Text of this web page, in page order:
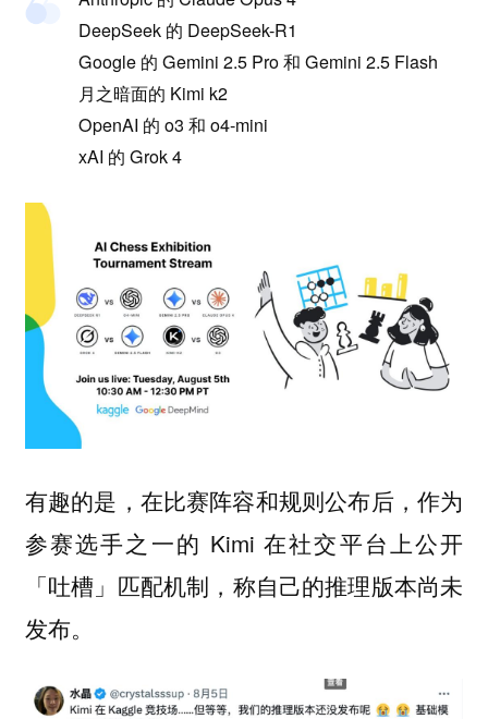
DeepSeek 的 DeepSeek-R1
Google 的 Gemini 2.5 Pro 和 Gemini 2.5 Flash
月之暗面的 Kimi k2
OpenAI 的 o3 和 o4-mini
xAI 的 Grok 4
有趣的是，在比赛阵容和规则公布后，作为
参赛选手之一的 Kimi 在社交平台上公开
「吐槽」匹配机制， 称自己的推理版本尚未
发布。